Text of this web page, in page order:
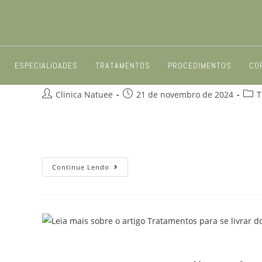
ESPECIALIDADES TRATAMENTOS PROCEDIMENTOS
Estrias Vermelhas: Por Que
Clinica Natuee 21 de novembro de 2024
Continue Lendo